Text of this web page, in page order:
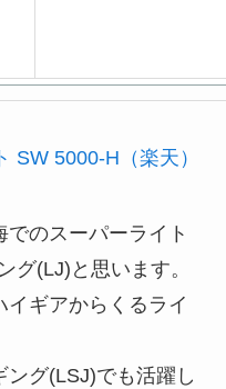
SW 5000-H（楽天）
のスーパーライト
グ(LJ)と思います。
ギアからくるライ
ング(LSJ)でも活躍し